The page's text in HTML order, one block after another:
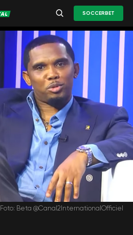
SOCCERBET
Foto: Beta @Canal2InternationalOfficiel